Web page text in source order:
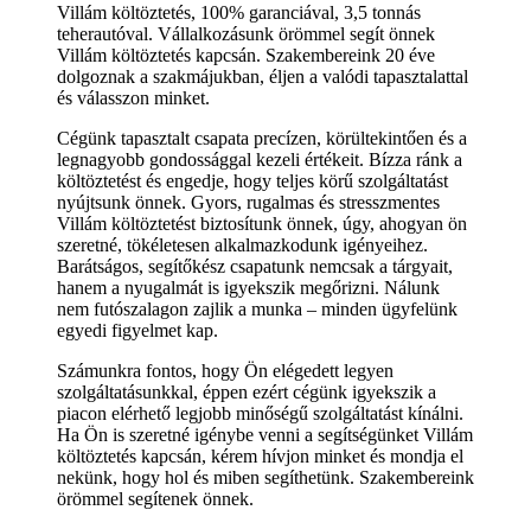
Villám költöztetés, 100% garanciával, 3,5 tonnás
teherautóval. Vállalkozásunk örömmel segít önnek
Villám költöztetés kapcsán. Szakembereink 20 éve
dolgoznak a szakmájukban, éljen a valódi tapasztalattal
és válasszon minket.
Cégünk tapasztalt csapata precízen, körültekintően és a
legnagyobb gondossággal kezeli értékeit. Bízza ránk a
költöztetést és engedje, hogy teljes körű szolgáltatást
nyújtsunk önnek. Gyors, rugalmas és stresszmentes
Villám költöztetést biztosítunk önnek, úgy, ahogyan ön
szeretné, tökéletesen alkalmazkodunk igényeihez.
Barátságos, segítőkész csapatunk nemcsak a tárgyait,
hanem a nyugalmát is igyekszik megőrizni. Nálunk
nem futószalagon zajlik a munka – minden ügyfelünk
egyedi figyelmet kap.
Számunkra fontos, hogy Ön elégedett legyen
szolgáltatásunkkal, éppen ezért cégünk igyekszik a
piacon elérhető legjobb minőségű szolgáltatást kínálni.
Ha Ön is szeretné igénybe venni a segítségünket Villám
költöztetés kapcsán, kérem hívjon minket és mondja el
nekünk, hogy hol és miben segíthetünk. Szakembereink
örömmel segítenek önnek.